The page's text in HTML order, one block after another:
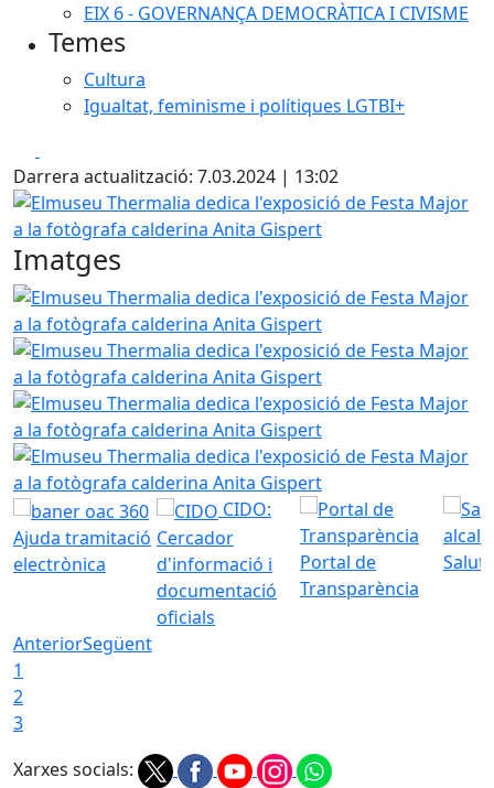
EIX 6 - GOVERNANÇA DEMOCRÀTICA I CIVISME
Temes
Cultura
Igualtat, feminisme i polítiques LGTBI+
Darrera actualització: 7.03.2024 | 13:02
Elmuseu Thermalia dedica l'exposició de Festa Major a
Imatges
Elmuseu Thermalia dedica l'exposició de Festa Major a
Elmuseu Thermalia dedica l'exposició de Festa Major a
Elmuseu Thermalia dedica l'exposició de Festa Major a
Elmuseu Thermalia dedica l'exposició de Festa Major a
Ajuda tramitació
electrònica
CIDO:
Cercador
d'informació i
documentació
oficials
Portal de
Transparència
AnteriorSegüent
1
2
3
Xarxes socials: